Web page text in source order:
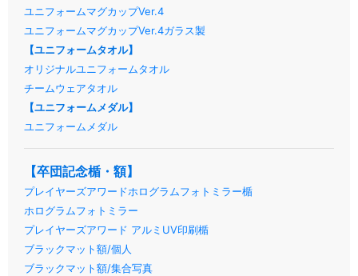
ユニフォームマグカップVer.4
ユニフォームマグカップVer.4ガラス製
【ユニフォームタオル】
オリジナルユニフォームタオル
チームウェアタオル
【ユニフォームメダル】
ユニフォームメダル
【卒団記念楯・額】
プレイヤーズアワードホログラムフォトミラー楯
ホログラムフォトミラー
プレイヤーズアワード アルミUV印刷楯
ブラックマット額/個人
ブラックマット額/集合写真